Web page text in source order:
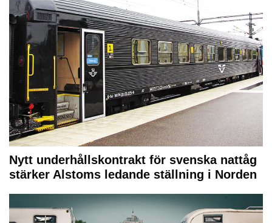
Nytt underhållskontrakt för svenska nattåg
stärker Alstoms ledande ställning i Norden